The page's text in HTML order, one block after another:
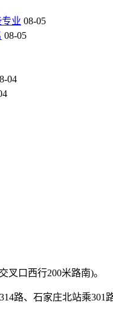
业 08-05
08-05
04
叉口西行200米路南)。
路、石家庄北站乘301